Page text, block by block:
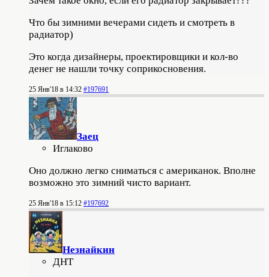
Что бы зимними вечерами сидеть и смотреть в
радиатор)
Это когда дизайнеры, проектировщики и кол-во
денег не нашли точку соприкосновения.
25 Янв'18 в 14:32 #197691
Заец
Иглаково
Оно должно легко сниматься с американок. Вполне
возможно это зимний чисто вариант.
25 Янв'18 в 15:12 #197692
Незнайкин
ДНТ